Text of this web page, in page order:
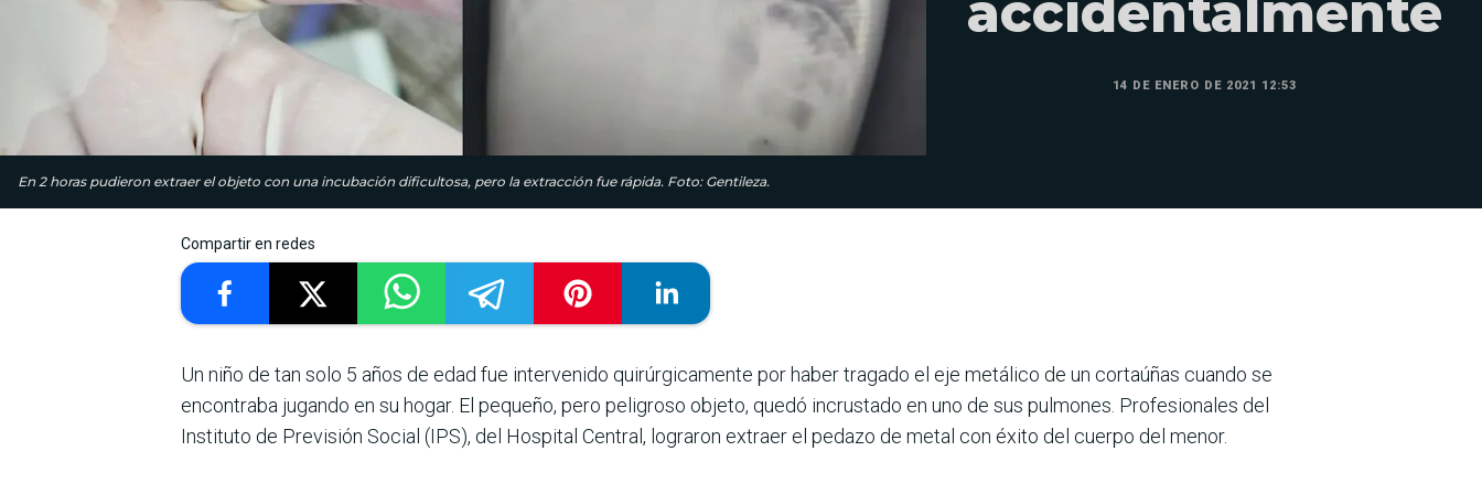
En 2 horas pudieron extraer el objeto con una incubación dificultosa, pero la extracción fue rápida. Foto: Gentileza.
accidentalmente
14 DE ENERO DE 2021 12:53
Compartir en redes
Un niño de tan solo 5 años de edad fue intervenido quirúrgicamente por haber tragado el eje metálico de un cortaúñas cuando se
encontraba jugando en su hogar. El pequeño, pero peligroso objeto, quedó incrustado en uno de sus pulmones. Profesionales del
Instituto de Previsión Social (IPS), del Hospital Central, lograron extraer el pedazo de metal con éxito del cuerpo del menor.